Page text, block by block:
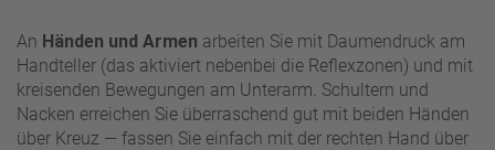
An Händen und Armen arbeiten Sie mit Daumendruck am
Handteller (das aktiviert nebenbei die Reflexzonen) und mit
kreisenden Bewegungen am Unterarm. Schultern und
Nacken erreichen Sie überraschend gut mit beiden Händen
über Kreuz — fassen Sie einfach mit der rechten Hand über